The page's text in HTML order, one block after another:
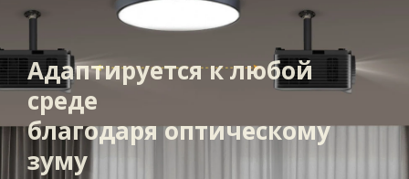
Адаптируется к любой
среде
благодаря оптическому
зуму